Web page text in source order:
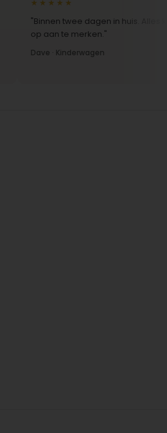
★★★★★
"Binnen twee dagen in huis. Alles
op aan te merken."
Dave · Kinderwagen